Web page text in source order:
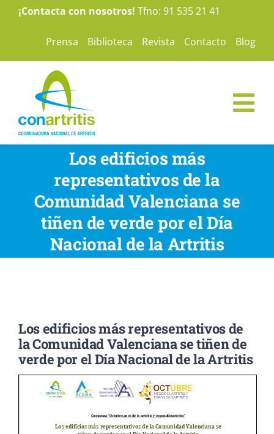
Saltar¡Contacta con nosotros! Tfno: 91 535 21 41
Prensa Biblioteca Revista Contacto Blog
Te ayudamos
Colabora
Asóciate
Los edificios más
representativos de la
Comunidad Valenciana se
tiñen de verde por el Día
Nacional de la Artritis
Los edificios más representativos de
la Comunidad Valenciana se tiñen de
verde por el Día Nacional de la Artritis